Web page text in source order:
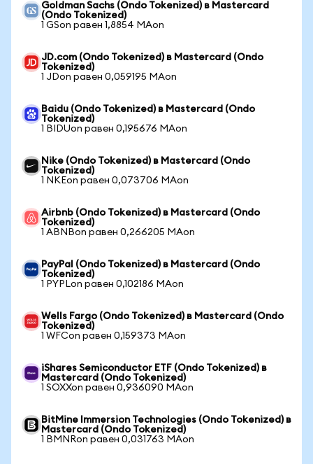
Goldman Sachs (Ondo Tokenized) в Mastercard
(Ondo Tokenized)
1 GSon равен 1,8854 MAon
JD.com (Ondo Tokenized) в Mastercard (Ondo
Tokenized)
1 JDon равен 0,059195 MAon
Baidu (Ondo Tokenized) в Mastercard (Ondo
Tokenized)
1 BIDUon равен 0,195676 MAon
Nike (Ondo Tokenized) в Mastercard (Ondo
Tokenized)
1 NKEon равен 0,073706 MAon
Airbnb (Ondo Tokenized) в Mastercard (Ondo
Tokenized)
1 ABNBon равен 0,266205 MAon
PayPal (Ondo Tokenized) в Mastercard (Ondo
Tokenized)
1 PYPLon равен 0,102186 MAon
Wells Fargo (Ondo Tokenized) в Mastercard (Ondo
Tokenized)
1 WFCon равен 0,159373 MAon
iShares Semiconductor ETF (Ondo Tokenized) в
Mastercard (Ondo Tokenized)
1 SOXXon равен 0,936090 MAon
BitMine Immersion Technologies (Ondo Tokenized) в
Mastercard (Ondo Tokenized)
1 BMNRon равен 0,031763 MAon